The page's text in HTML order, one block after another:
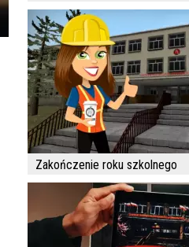
Zakończenie roku szkolnego